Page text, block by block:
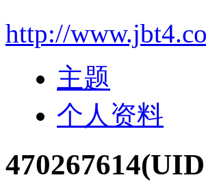
http://
主题
个人资料
470267614